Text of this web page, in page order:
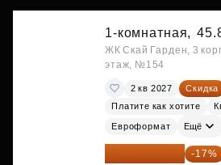
1-комнатная,
ЖК Скай Гарден, 3
этаж, №154
2 кв 2027 Скидка
Платите как хотите
Евроформат Ещё
19 197 070 ₽ -17%